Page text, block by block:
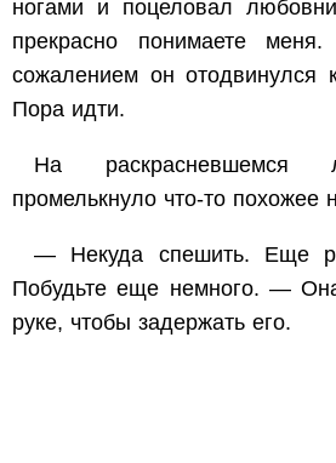
ногами и поцеловал
прекрасно понимаете
сожалением он
Пора идти.
На раскрасневшемся
промелькнуло что-то похожее
— Некуда спешить. Еще
Побудьте еще немного. —
руке, чтобы задержать его.